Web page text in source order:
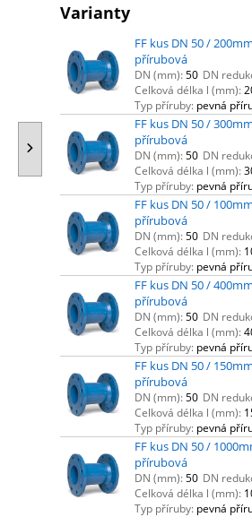
Varianty
FF kus DN 50 /
přírubová
DN (mm):50 DN
Celková délka l (mm):
Typ příruby: pevná
FF kus DN 50 /
přírubová
DN (mm):50 DN
Celková délka l (mm):
Typ příruby: pevná
FF kus DN 50 /
přírubová
DN (mm):50 DN
Celková délka l (mm):
Typ příruby: pevná
FF kus DN 50 /
přírubová
DN (mm):50 DN
Celková délka l (mm):
Typ příruby: pevná
FF kus DN 50 /
přírubová
DN (mm):50 DN
Celková délka l (mm):
Typ příruby: pevná
FF kus DN 50 /
přírubová
DN (mm):50 DN
Celková délka l (mm):
Typ příruby: pevná